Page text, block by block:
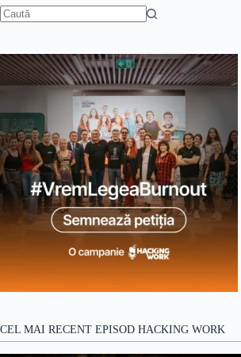
CEL MAI RECENT EPISOD HACKING WORK